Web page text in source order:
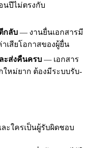
นปีไม่ตรงกับ
กลับ — งานยื่นเอกสารมี
เสียโอกาสของผู้ยื่น
ะส่งคืนครบ — เอกสาร
ใหม่ยาก ต้องมีระบบรับ-
ะใครเป็นผู้รับผิดชอบ